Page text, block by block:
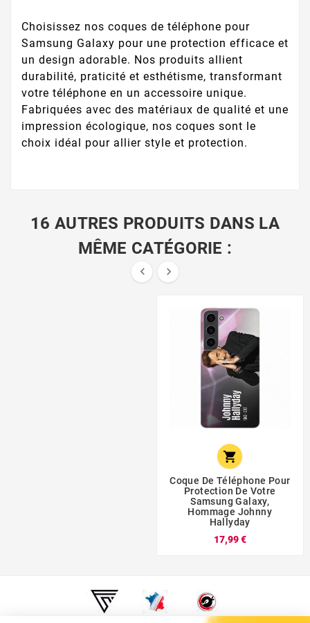
Choisissez nos coques de téléphone pour
Samsung Galaxy pour une protection efficace et
un design adorable. Nos produits allient
durabilité, praticité et esthétisme, transformant
votre téléphone en un accessoire unique.
Fabriquées avec des matériaux de qualité et une
impression écologique, nos coques sont le
choix idéal pour allier style et protection.
16 AUTRES PRODUITS DANS LA
MÊME CATÉGORIE :
 

Coque De Téléphone Pour
Protection De Votre
Samsung Galaxy,
Hommage Johnny
Hallyday
17,99 €